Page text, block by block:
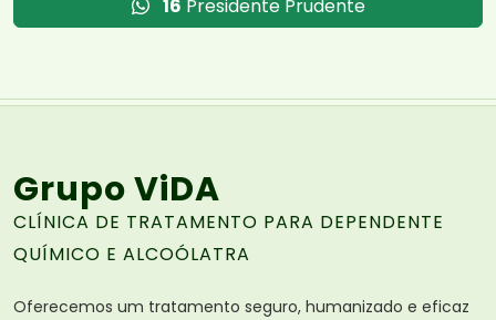
16 Presidente Prudente
Grupo ViDA
CLÍNICA DE TRATAMENTO PARA DEPENDENTE
QUÍMICO E ALCOÓLATRA
Oferecemos um tratamento seguro, humanizado e eficaz